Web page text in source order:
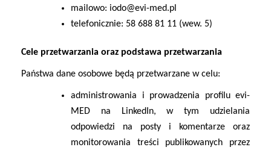
mailowo: iodo@evi-med.pl
telefonicznie: 58 688 81 11 (wew. 5)
Cele przetwarzania oraz podstawa przetwarzania
Państwa dane osobowe będą przetwarzane w celu:
administrowania i prowadzenia profilu evi-
MED na LinkedIn, w tym udzielania
odpowiedzi na posty i komentarze oraz
monitorowania treści publikowanych przez